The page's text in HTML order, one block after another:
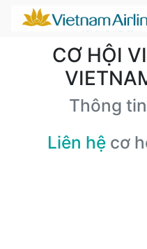
CƠ HỘI
Thông
Liên hệ cơ